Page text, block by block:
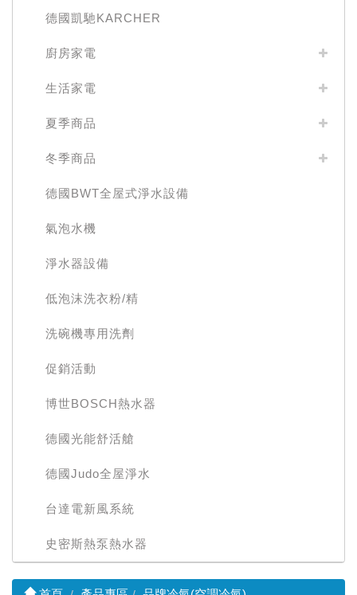
德國凱馳KARCHER
廚房家電
生活家電
夏季商品
冬季商品
德國BWT全屋式淨水設備
氣泡水機
淨水器設備
低泡沫洗衣粉/精
洗碗機專用洗劑
促銷活動
博世BOSCH熱水器
德國光能舒活艙
德國Judo全屋淨水
台達電新風系統
史密斯熱泵熱水器